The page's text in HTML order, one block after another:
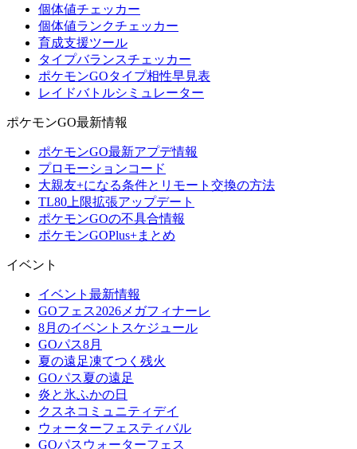
個体値チェッカー
個体値ランクチェッカー
育成支援ツール
タイプバランスチェッカー
ポケモンGOタイプ相性早見表
レイドバトルシミュレーター
ポケモンGO最新情報
ポケモンGO最新アプデ情報
プロモーションコード
大親友+になる条件とリモート交換の方法
TL80上限拡張アップデート
ポケモンGOの不具合情報
ポケモンGOPlus+まとめ
イベント
イベント最新情報
GOフェス2026メガフィナーレ
8月のイベントスケジュール
GOパス8月
夏の遠足凍てつく残火
GOパス夏の遠足
炎と氷ふかの日
クスネコミュニティデイ
ウォーターフェスティバル
GOパスウォーターフェス